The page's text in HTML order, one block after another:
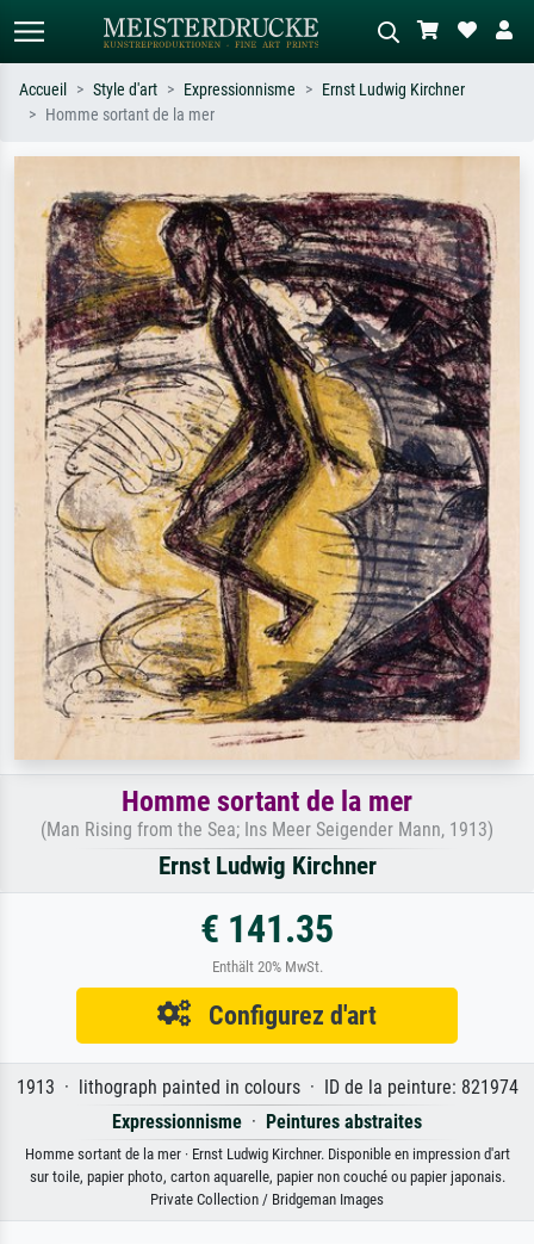
ex. Monet, Nuit étoilée,
impressionnisme, vague de Hokusai,
nu.
abstrait avec beaucoup de rouge,
tableau sombre, nu debout près d'un
arbre.
Accueil Style d'art Expressionnisme
Ernst Ludwig Kirchner
Homme sortant de la mer
Homme sortant de la mer
(Man Rising from the Sea; Ins Meer Seigender Mann, 1913)
Ernst Ludwig Kirchner
€ 141.35
Enthält 20% MwSt.
Configurez d'art
1913 · lithograph painted in colours · ID de la peinture: 821974
Expressionnisme · Peintures abstraites
Homme sortant de la mer · Ernst Ludwig Kirchner. Disponible en impression d'art
sur toile, papier photo, carton aquarelle, papier non couché ou papier japonais.
Private Collection / Bridgeman Images